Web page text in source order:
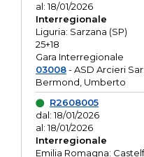
al: 18/01/2026
Interregionale
Liguria: Sarzana (SP)
25+18
Gara Interregionale
03008- ASD Arcieri
Bermond, Umberto
R2608005
dal: 18/01/2026
al: 18/01/2026
Interregionale
Emilia Romagna: